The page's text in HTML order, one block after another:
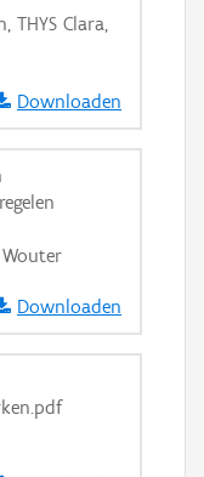
THYS Clara,
Downloaden
Wouter
Downloaden